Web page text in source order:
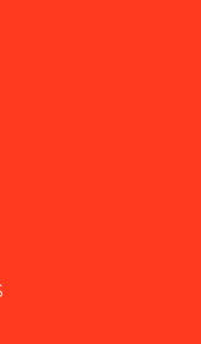
bâtiment
la cohérence
bâtiments
actuels et